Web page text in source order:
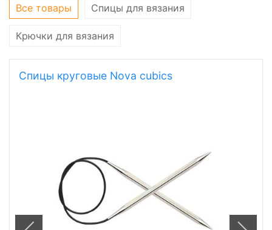
Все товары Спицы для вязания
Крючки для вязания
Спицы круговые Nova cubics